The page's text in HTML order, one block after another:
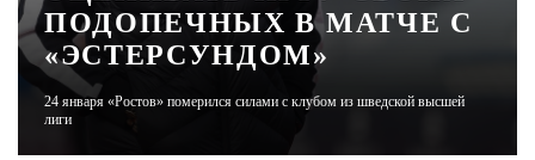
ЖУРНАЛ
ПОДОПЕЧНЫХ В МАТЧЕ С
«ЭСТЕРСУНДОМ»
24 января «Ростов» померился силами с клубом из шведской высшей
лиги